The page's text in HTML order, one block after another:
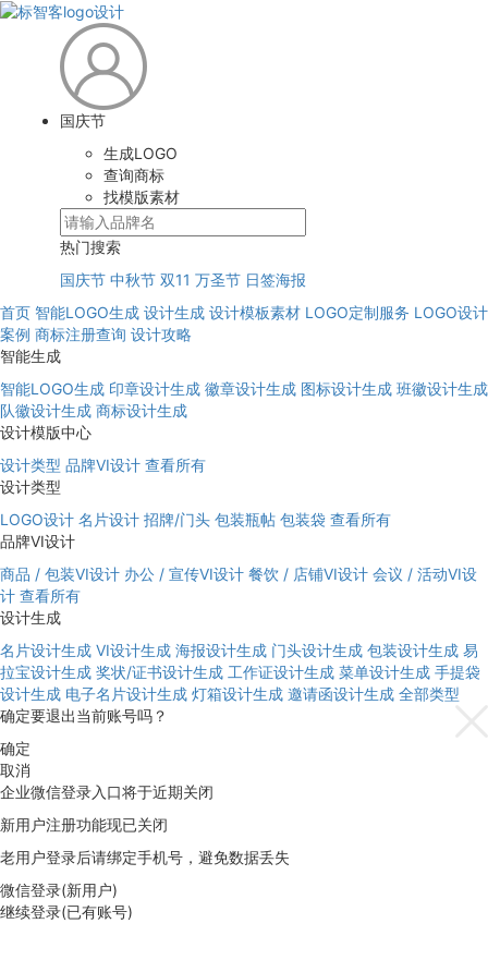
国庆节
生成LOGO
查询商标
找模版素材
热门搜索
国庆节 中秋节 双11 万圣节 日签海报
首页 智能LOGO生成 设计生成 设计模板素材 LOGO定制服务 LOGO设计
案例 商标注册查询 设计攻略
智能生成
智能LOGO生成 印章设计生成 徽章设计生成 图标设计生成 班徽设计生成
队徽设计生成 商标设计生成
设计模版中心
设计类型 品牌VI设计 查看所有
设计类型
LOGO设计 名片设计 招牌/门头 包装瓶帖 包装袋 查看所有
品牌VI设计
商品 / 包装VI设计 办公 / 宣传VI设计 餐饮 / 店铺VI设计 会议 / 活动VI设
计 查看所有
设计生成
名片设计生成 VI设计生成 海报设计生成 门头设计生成 包装设计生成 易
拉宝设计生成 奖状/证书设计生成 工作证设计生成 菜单设计生成 手提袋
设计生成 电子名片设计生成 灯箱设计生成 邀请函设计生成 全部类型
确定要退出当前账号吗？
确定
取消
企业微信登录入口将于近期关闭
新用户注册功能现已关闭
老用户登录后请绑定手机号，避免数据丢失
微信登录(新用户)
继续登录(已有账号)